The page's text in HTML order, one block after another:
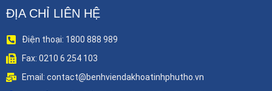
ĐỊA CHỈ LIÊN HỆ
Điện thoại: 1800 888 989
Fax: 0210 6 254 103
Email: contact@benhviendakhoatinhphutho.vn